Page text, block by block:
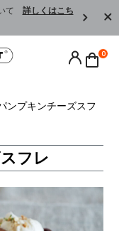
て 詳しくはこち
0
ンプキンチーズスフ
フレ